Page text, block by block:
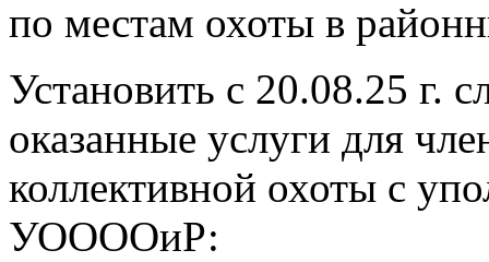
по местам охоты в
Установить с 20.08.25 г.
оказанные услуги для
коллективной охоты с
УООООиР: